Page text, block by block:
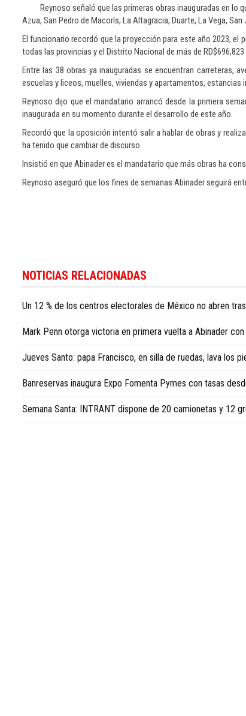
Reynoso señaló que las primeras obras inauguradas en lo
Azua, San Pedro de Macorís, La Altagracia, Duarte, La Vega,
El funcionario recordó que la proyección para este año 2023, el
todas las provincias y el Distrito Nacional de más de
Entre las 38 obras ya inauguradas se encuentran carreteras,
escuelas y liceos, muelles, viviendas y apartamentos,
Reynoso dijo que el mandatario arrancó desde la primera
inaugurada en su momento durante el desarrollo de este año.
Recordó que la oposición intentó salir a hablar de obras y
ha tenido que cambiar de discurso.
Insistió en que Abinader es el mandatario que más obras ha
Reynoso aseguró que los fines de semanas Abinader seguirá
conocer
sobre
República
visite
Republic
in
NOTICIAS RELACIONADAS
Un 12 % de los centros electorales de México no abren
Mark Penn otorga victoria en primera vuelta a Abinader
Jueves Santo: papa Francisco, en silla de ruedas, lava los
Banreservas inaugura Expo Fomenta Pymes con tasas
Semana Santa: INTRANT dispone de 20 camionetas y 12